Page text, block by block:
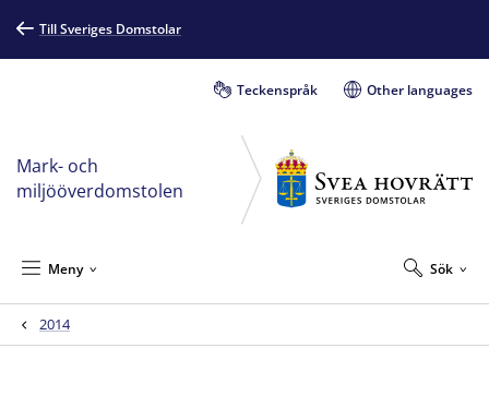
Till Sveriges Domstolar
Teckenspråk Other languages
Mark- och
miljööverdomstolen
Sök
Meny
2014